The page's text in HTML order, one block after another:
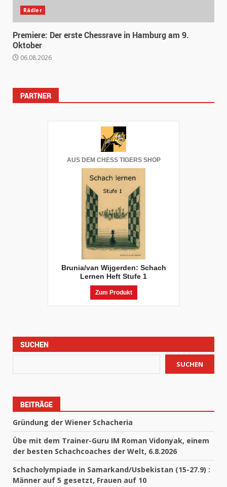
Rädler
Premiere: Der erste Chessrave in Hamburg am 9.
Oktober
06.08.2026
PARTNER
AUS DEM CHESS TIGERS SHOP
Brunia/van Wijgerden: Schach
Lernen Heft Stufe 1
Zum Produkt
SUCHEN
SUCHEN
BEITRÄGE
Gründung der Wiener Schacheria
Übe mit dem Trainer-Guru IM Roman Vidonyak, einem
der besten Schachcoaches der Welt, 6.8.2026
Schacholympiade in Samarkand/Usbekistan (15-27.9) :
Männer auf 5 gesetzt, Frauen auf 10